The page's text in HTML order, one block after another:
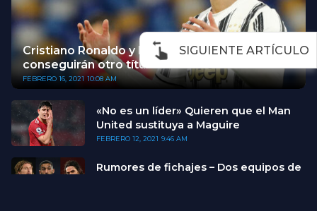
SIGUIENTE ARTÍCULO
Cristiano Ronaldo y la Juventus no
conseguirán otro título de la Serie A
FEBRERO 16, 2021 10:08 AM
«No es un líder» Quieren que el Man
United sustituya a Maguire
FEBRERO 12, 2021 9:46 AM
Rumores de fichajes – Dos equipos de